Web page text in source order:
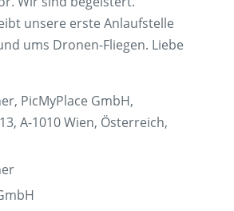
unsere erste Anlaufstelle
ums Dronen-Fliegen. Liebe
PicMyPlace GmbH,
A-1010 Wien, Österreich,